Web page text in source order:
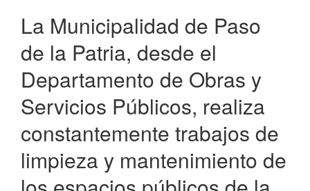
La Municipalidad de Paso
de la Patria, desde el
Departamento de Obras y
Servicios Públicos, realiza
constantemente trabajos de
limpieza y mantenimiento de